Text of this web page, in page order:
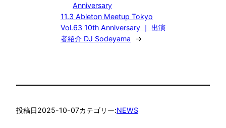
Anniversary
11.3 Ableton Meetup Tokyo
Vol.63 10th Anniversary ｜ 出演
者紹介 DJ Sodeyama
→
投稿日2025-10-07カテゴリー:NEWS